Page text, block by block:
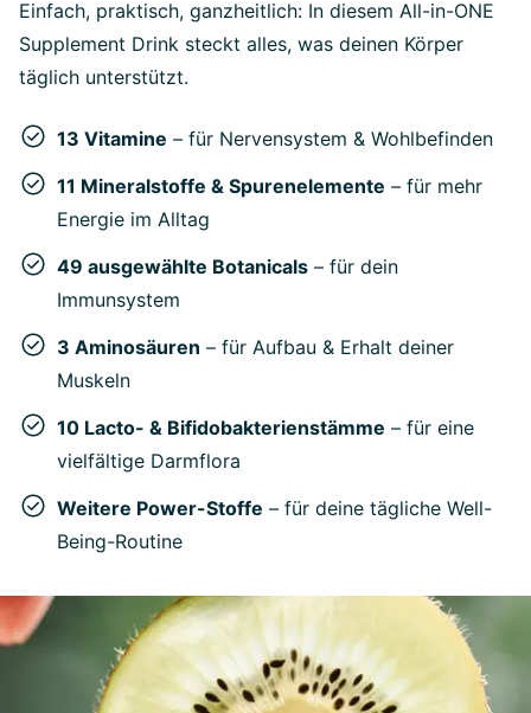
Einfach, praktisch, ganzheitlich: In diesem All-in-ONE
Supplement Drink steckt alles, was deinen Körper
täglich unterstützt.
13 Vitamine – für Nervensystem & Wohlbefinden
11 Mineralstoffe & Spurenelemente – für mehr
Energie im Alltag
49 ausgewählte Botanicals – für dein
Immunsystem
3 Aminosäuren – für Aufbau & Erhalt deiner
Muskeln
10 Lacto- & Bifidobakterienstämme – für eine
vielfältige Darmflora
Weitere Power-Stoffe – für deine tägliche Well-
Being-Routine